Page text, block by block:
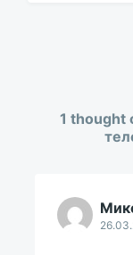
1 thought